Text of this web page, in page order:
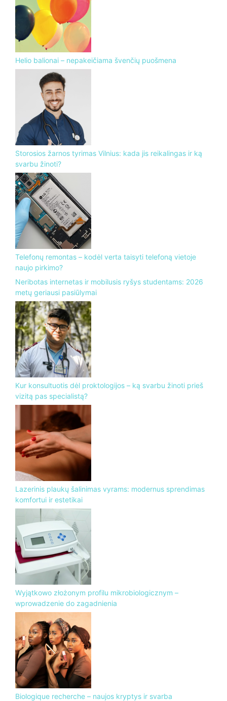
Helio balionai – nepakeičiama švenčių puošmena
Storosios žarnos tyrimas Vilnius: kada jis reikalingas ir ką
svarbu žinoti?
Telefonų remontas – kodėl verta taisyti telefoną vietoje
naujo pirkimo?
Neribotas internetas ir mobilusis ryšys studentams: 2026
metų geriausi pasiūlymai
Kur konsultuotis dėl proktologijos – ką svarbu žinoti prieš
vizitą pas specialistą?
Lazerinis plaukų šalinimas vyrams: modernus sprendimas
komfortui ir estetikai
Wyjątkowo złożonym profilu mikrobiologicznym –
wprowadzenie do zagadnienia
Biologique recherche – naujos kryptys ir svarba